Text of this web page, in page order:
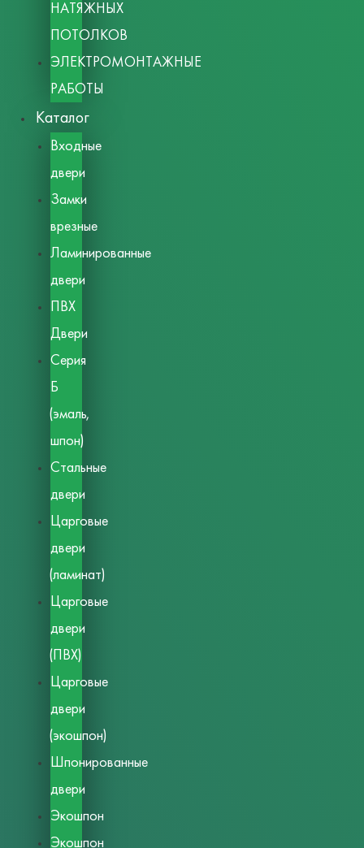
НАТЯЖНЫХ
ПОТОЛКОВ
ЭЛЕКТРОМОНТАЖНЫЕ
РАБОТЫ
Каталог
Входные
двери
Замки
врезные
Ламинированные
двери
ПВХ
Двери
Серия
Б
(эмаль,
шпон)
Стальные
двери
Царговые
двери
(ламинат)
Царговые
двери
(ПВХ)
Царговые
двери
(экошпон)
Шпонированные
двери
Экошпон
Экошпон